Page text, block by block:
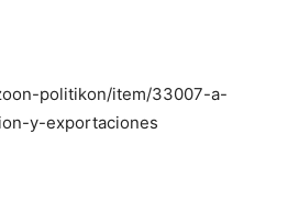
politikon/item/33007-a-
y-exportaciones